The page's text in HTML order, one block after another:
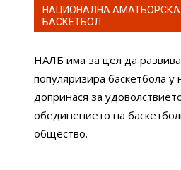
НАЦИОНАЛНА АМАТЬОРСКА
БАСКЕТБОЛ
НАЛБ има за цел да
популяризира баскетбола у
допринася за
обединението на
общество.